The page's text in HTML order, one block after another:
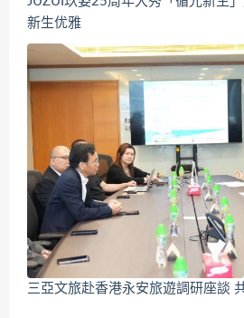
新生优雅
三亞文旅赴香港永安旅遊調研座談